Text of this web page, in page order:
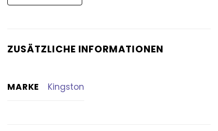
ZUSÄTZLICHE INFORMATIONEN
MARKE Kingston